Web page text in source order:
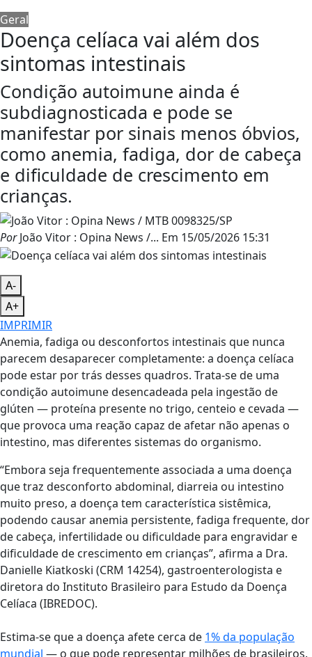
Geral
Doença celíaca vai além dos
sintomas intestinais
Condição autoimune ainda é
subdiagnosticada e pode se
manifestar por sinais menos óbvios,
como anemia, fadiga, dor de cabeça
e dificuldade de crescimento em
crianças.
PorJoão Vitor : Opina News /... Em 15/05/2026 15:31
A-
A+
IMPRIMIR
Anemia, fadiga ou desconfortos intestinais que nunca
parecem desaparecer completamente: a doença celíaca
pode estar por trás desses quadros. Trata-se de uma
condição autoimune desencadeada pela ingestão de
glúten — proteína presente no trigo, centeio e cevada —
que provoca uma reação capaz de afetar não apenas o
intestino, mas diferentes sistemas do organismo.
“Embora seja frequentemente associada a uma doença
que traz desconforto abdominal, diarreia ou intestino
muito preso, a doença tem característica sistêmica,
podendo causar anemia persistente, fadiga frequente, dor
de cabeça, infertilidade ou dificuldade para engravidar e
dificuldade de crescimento em crianças”, afirma a Dra.
Danielle Kiatkoski (CRM 14254), gastroenterologista e
diretora do Instituto Brasileiro para Estudo da Doença
Celíaca (IBREDOC).
Estima-se que a doença afete cerca de 1% da população
mundial — o que pode representar milhões de brasileiros.